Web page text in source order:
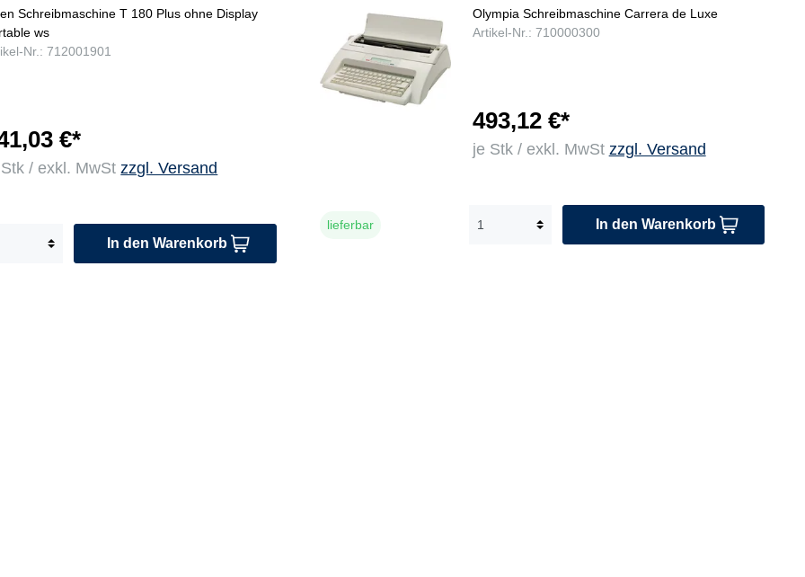
Schreibmaschine T 180 Plus ohne Display
ws
Nr.: 712001901
€*
/ exkl. MwStzzgl. Versand
In den Warenkorb
Olympia Schreibmaschine Carrera de Luxe
Artikel-Nr.: 710000300
493,12 €*
je Stk / exkl. MwSt zzgl. Versand
lieferbar In den Warenkorb